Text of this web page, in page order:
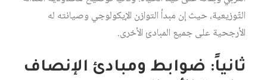
التّوزيعية، حيث إن مبدأ التوازن الإيكولوجي وصيانته له
الأرجحية على جميع المبادئ الأخرى.
ثانياً: ضوابط ومبادئ الإنصاف